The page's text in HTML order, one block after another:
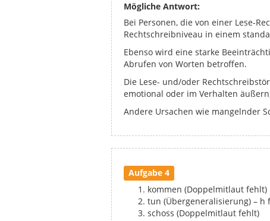
Mögliche Antwort:
Bei Personen, die von einer Lese-
Rechtschreibniveau in einem
Ebenso wird eine starke
Abrufen von Worten betroffen.
Die Lese- und/oder
emotional oder im Verhalten
Andere Ursachen wie mangelnder
Aufgabe 4
kommen (Doppelmitlaut fehlt)
tun (Übergeneralisierung) – h
schoss (Doppelmitlaut fehlt)